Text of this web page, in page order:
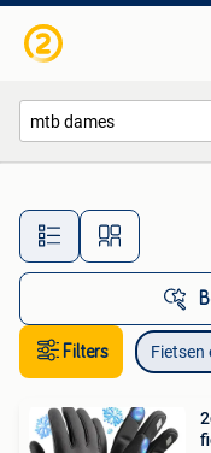
Filters Fietsen